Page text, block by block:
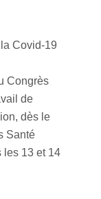
Covid-19
Congrès
de
dès le
Santé
les 13 et 14